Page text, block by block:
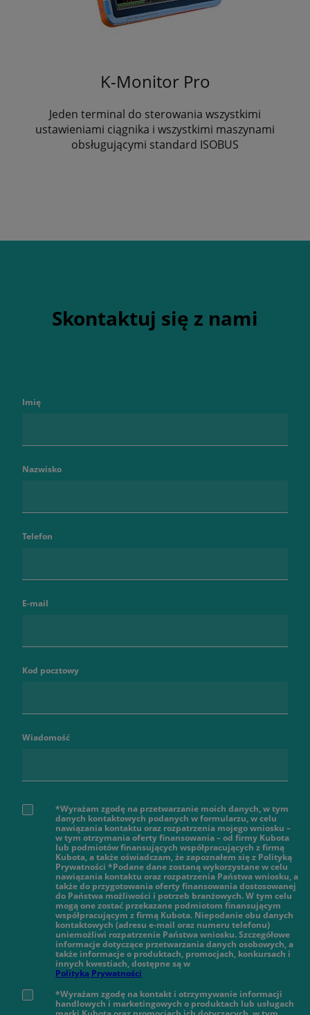
K-Monitor Pro
Jeden terminal do sterowania wszystkimi
ustawieniami ciągnika i wszystkimi maszynami
obsługującymi standard ISOBUS
Skontaktuj się z nami
Imię
Nazwisko
Telefon
E-mail
Kod pocztowy
Wiadomość
*Wyrażam zgodę na przetwarzanie moich danych, w tym
danych kontaktowych podanych w formularzu, w celu
nawiązania kontaktu oraz rozpatrzenia mojego wniosku –
w tym otrzymania oferty finansowania – od firmy Kubota
lub podmiotów finansujących współpracujących z firmą
Kubota, a także oświadczam, że zapoznałem się z Polityką
Prywatności *Podane dane zostaną wykorzystane w celu
nawiązania kontaktu oraz rozpatrzenia Państwa wniosku, a
także do przygotowania oferty finansowania dostosowanej
do Państwa możliwości i potrzeb branżowych. W tym celu
mogą one zostać przekazane podmiotom finansującym
współpracującym z firmą Kubota. Niepodanie obu danych
kontaktowych (adresu e-mail oraz numeru telefonu)
uniemożliwi rozpatrzenie Państwa wniosku. Szczegółowe
informacje dotyczące przetwarzania danych osobowych, a
także informacje o produktach, promocjach, konkursach i
innych kwestiach, dostępne są w
Polityką Prywatności
*Wyrażam zgodę na kontakt i otrzymywanie informacji
handlowych i marketingowych o produktach lub usługach